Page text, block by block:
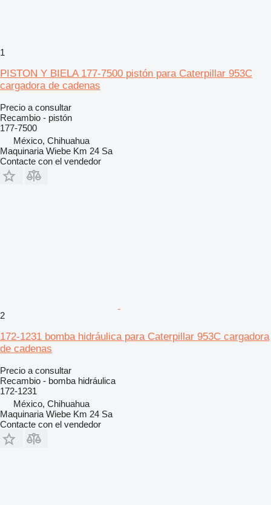
1
PISTON Y BIELA 177-7500 pistón para Caterpillar 953C
cargadora de cadenas
Precio a consultar
Recambio - pistón
177-7500
México, Chihuahua
Maquinaria Wiebe Km 24 Sa
Contacte con el vendedor
2
172-1231 bomba hidráulica para Caterpillar 953C cargadora
de cadenas
Precio a consultar
Recambio - bomba hidráulica
172-1231
México, Chihuahua
Maquinaria Wiebe Km 24 Sa
Contacte con el vendedor